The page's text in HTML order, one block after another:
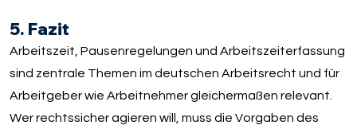
5. Fazit
Arbeitszeit, Pausenregelungen und Arbeitszeiterfassung
sind zentrale Themen im deutschen Arbeitsrecht und für
Arbeitgeber wie Arbeitnehmer gleichermaßen relevant.
Wer rechtssicher agieren will, muss die Vorgaben des